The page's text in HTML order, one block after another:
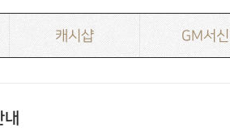
캐시샵 GM서신